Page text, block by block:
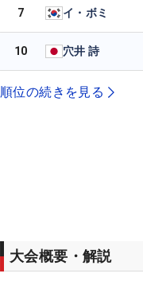
7 イ・ボミ
10 穴井 詩
順位の続きを見る
大会概要・解説